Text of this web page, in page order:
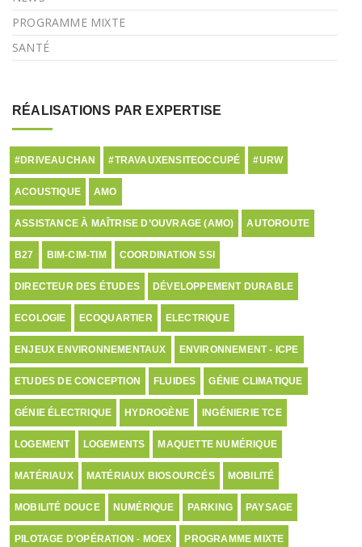
PROGRAMME MIXTE
SANTÉ
RÉALISATIONS PAR EXPERTISE
#DRIVEAUCHAN #TRAVAUXENSITEOCCUPÉ #URW
ACOUSTIQUE AMO
ASSISTANCE À MAÎTRISE D’OUVRAGE (AMO) AUTOROUTE
B27 BIM-CIM-TIM COORDINATION SSI
DIRECTEUR DES ÉTUDES DÉVELOPPEMENT DURABLE
ECOLOGIE ECOQUARTIER ELECTRIQUE
ENJEUX ENVIRONNEMENTAUX ENVIRONNEMENT - ICPE
ETUDES DE CONCEPTION FLUIDES GÉNIE CLIMATIQUE
GÉNIE ÉLECTRIQUE HYDROGÈNE INGÉNIERIE TCE
LOGEMENT LOGEMENTS MAQUETTE NUMÉRIQUE
MATÉRIAUX MATÉRIAUX BIOSOURCÉS MOBILITÉ
MOBILITÉ DOUCE NUMÉRIQUE PARKING PAYSAGE
PILOTAGE D'OPÉRATION - MOEX PROGRAMME MIXTE